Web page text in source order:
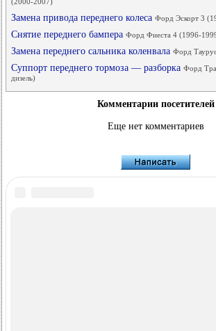
Замена привода переднего колеса Форд Эскорт 3
Снятие переднего бампера Форд Фиеста 4 (1996-
Замена переднего сальника коленвала Форд
Суппорт переднего тормоза — разборка Форд
дизель)
Комментарии посетителей
Еще нет комментариев